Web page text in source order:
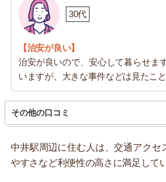
30代
【治安が良い】
治安が良いので、安心して暮らせま
いますが、大きな事件などは見たこ
その他の口コミ
中井駅周辺に住む人は、交通アクセ
やすさなど利便性の高さに満足して